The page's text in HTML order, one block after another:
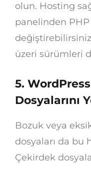
olun. Hosting
panelinden
üzeri sürümleri
5.
Dosyalarını
Bozuk veya
dosyaları da bu
Çekirdek